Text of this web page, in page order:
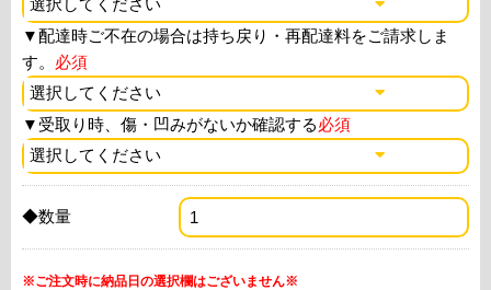
▼配達時ご不在の場合は持ち戻り・再配達料をご請求しま
す。 必須
▼ 受取り時、傷・凹みがないか確認する必須
◆数量
※ご注文時に納品日の選択欄はございません※